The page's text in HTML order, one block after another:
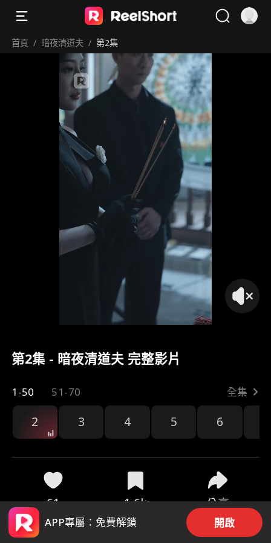
首頁 / 暗夜清道夫 / 第2集
第2集 - 暗夜清道夫 完整影片
1-50 51-70 全集
2 3 4 5 6
61 1.6k 分享
APP專屬：免費解鎖 開啟